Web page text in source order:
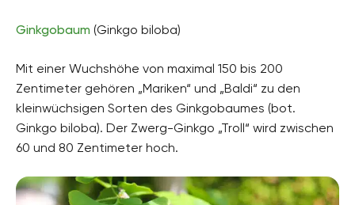
Ginkgobaum (Ginkgo biloba)
Mit einer Wuchshöhe von maximal 150 bis 200
Zentimeter gehören „Mariken“ und „Baldi“ zu den
kleinwüchsigen Sorten des Ginkgobaumes (bot.
Ginkgo biloba). Der Zwerg-Ginkgo „Troll“ wird zwischen
60 und 80 Zentimeter hoch.